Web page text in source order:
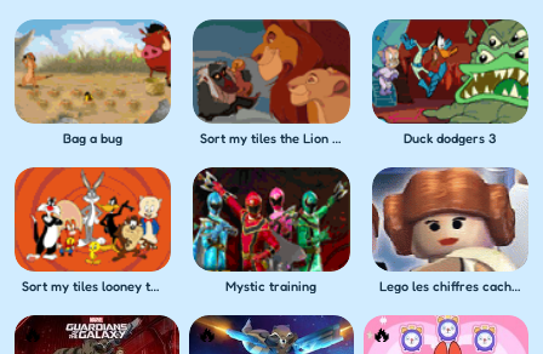
Bag a bug Sort my tiles the Lion King Duck dodgers 3
Sort my tiles looney tunes Mystic training Lego les chiffres caches